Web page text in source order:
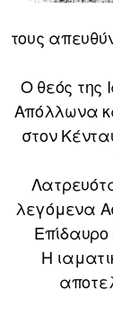
τους
Ο θεός της
Απόλλωνα
στον
λεγόμενα
Επίδαυρο
Η